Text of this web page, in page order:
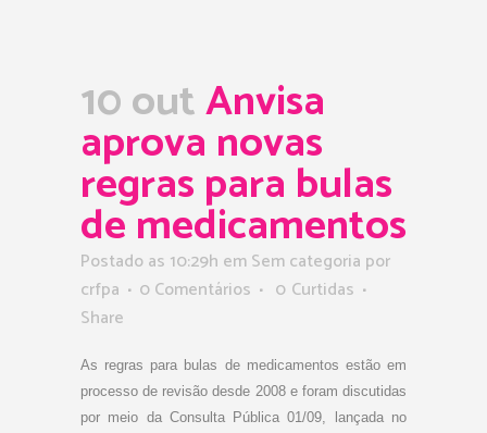
10 outAnvisa
aprova novas
regras para bulas
de medicamentos
Postado as 10:29h em Sem categoria por
crfpa
0 Comentários 0 Curtidas
Share
As regras para bulas de medicamentos estão em
processo de revisão desde 2008 e foram discutidas
por meio da Consulta Pública 01/09, lançada no